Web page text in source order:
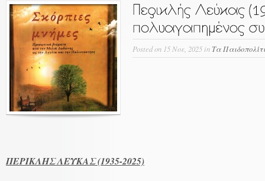
Postedon 15 Νοε, 2025 in Τα
ΠΕΡΙΚΛΗΣ ΛΕΥΚΑΣ (1935-2025)